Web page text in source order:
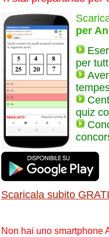
per
per
quiz
Scaricala subito
Non hai uno smartphone